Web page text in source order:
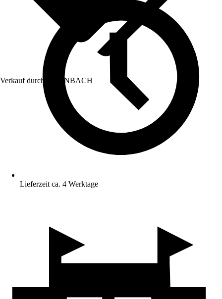
Verkauf durch: HORNBACH
Lieferzeit ca. 4 Werktage